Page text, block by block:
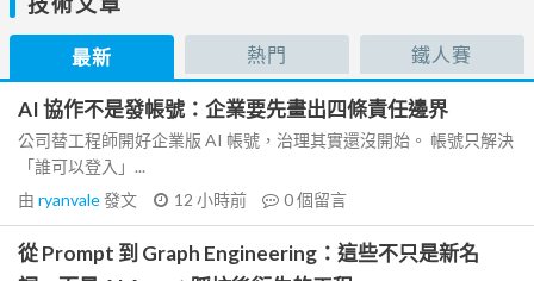
最新 熱門 鐵人賽
AI 協作不是發帳號：企業要先畫出四條責任邊界
公司替工程師開好企業版 AI 帳號，治理其實還沒開始。 帳號只解決
「誰可以登入」...
由 ryanvale發文 12 小時前 0個留言
從 Prompt 到 Graph Engineering：這些不只是新名